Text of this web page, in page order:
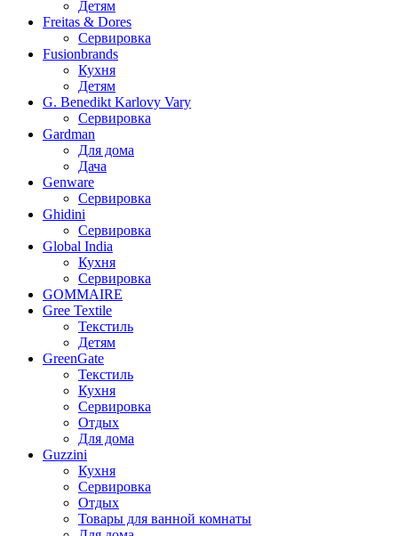
Детям
Freitas & Dores
Сервировка
Fusionbrands
Кухня
Детям
G. Benedikt Karlovy Vary
Сервировка
Gardman
Для дома
Дача
Genware
Сервировка
Ghidini
Сервировка
Global India
Кухня
Сервировка
GOMMAIRE
Gree Textile
Текстиль
Детям
GreenGate
Текстиль
Кухня
Сервировка
Отдых
Для дома
Guzzini
Кухня
Сервировка
Отдых
Товары для ванной комнаты